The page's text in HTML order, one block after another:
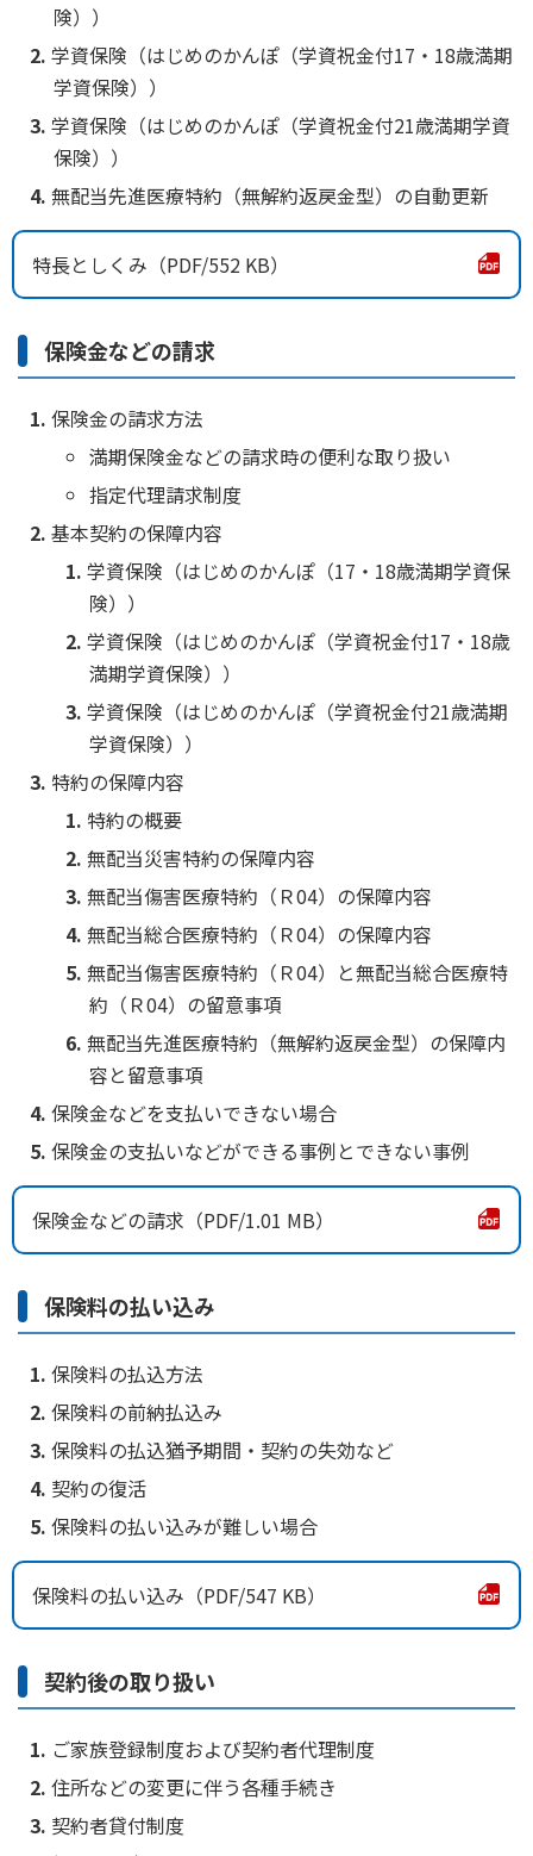
険））
学資保険（はじめのかんぽ（学資祝金付17・18歳満期
学資保険））
学資保険（はじめのかんぽ（学資祝金付21歳満期学資
保険））
無配当先進医療特約（無解約返戻金型）の自動更新
特長としくみ 552 KB
保険金などの請求
保険金の請求方法
満期保険金などの請求時の便利な取り扱い
指定代理請求制度
基本契約の保障内容
学資保険（はじめのかんぽ（17・18歳満期学資保
険））
学資保険（はじめのかんぽ（学資祝金付17・18歳
満期学資保険））
学資保険（はじめのかんぽ（学資祝金付21歳満期
学資保険））
特約の保障内容
特約の概要
無配当災害特約の保障内容
無配当傷害医療特約（Ｒ04）の保障内容
無配当総合医療特約（Ｒ04）の保障内容
無配当傷害医療特約（Ｒ04）と無配当総合医療特
約（Ｒ04）の留意事項
無配当先進医療特約（無解約返戻金型）の保障内
容と留意事項
保険金などを支払いできない場合
保険金の支払いなどができる事例とできない事例
保険金などの請求 1.01 MB
保険料の払い込み
保険料の払込方法
保険料の前納払込み
保険料の払込猶予期間・契約の失効など
契約の復活
保険料の払い込みが難しい場合
保険料の払い込み 547 KB
契約後の取り扱い
ご家族登録制度および契約者代理制度
住所などの変更に伴う各種手続き
契約者貸付制度